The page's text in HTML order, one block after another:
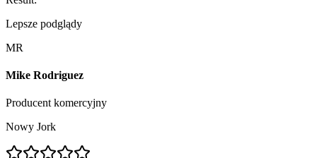
Lepsze podglądy
MR
Mike Rodriguez
Producent komercyjny
Nowy Jork